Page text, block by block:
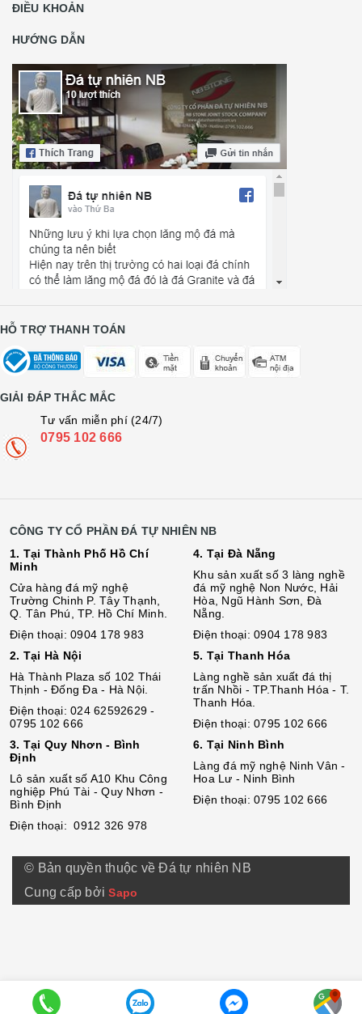
ĐIỀU KHOẢN
HƯỚNG DẪN
HỖ TRỢ THANH TOÁN
GIẢI ĐÁP THẮC MẮC
Tư vấn miễn phí (24/7)
0795 102 666
CÔNG TY CỔ PHẦN ĐÁ TỰ NHIÊN NB
1. Tại Thành Phố Hồ Chí
Minh
Cửa hàng đá mỹ nghệ
Trường Chinh P. Tây Thạnh,
Q. Tân Phú, TP. Hồ Chí Minh.
Điện thoại: 0904 178 983
2. Tại Hà Nội
Hà Thành Plaza số 102 Thái
Thịnh - Đống Đa - Hà Nội.
Điện thoại: 024 62592629 -
0795 102 666
3. Tại Quy Nhơn - Bình
Định
Lô sản xuất số A10 Khu Công
nghiệp Phú Tài - Quy Nhơn -
Bình Định
Điện thoại: 0912 326 978
4. Tại Đà Nẵng
Khu sản xuất số 3 làng nghề
đá mỹ nghệ Non Nước, Hải
Hòa, Ngũ Hành Sơn, Đà
Nẵng.
Điện thoại: 0904 178 983
5. Tại Thanh Hóa
Làng nghề sản xuất đá thị
trấn Nhồi - TP.Thanh Hóa - T.
Thanh Hóa.
Điện thoại: 0795 102 666
6. Tại Ninh Bình
Làng đá mỹ nghệ Ninh Vân -
Hoa Lư - Ninh Bình
Điện thoại: 0795 102 666
© Bản quyền thuộc về Đá tự nhiên NB
Cung cấp bởiSapo